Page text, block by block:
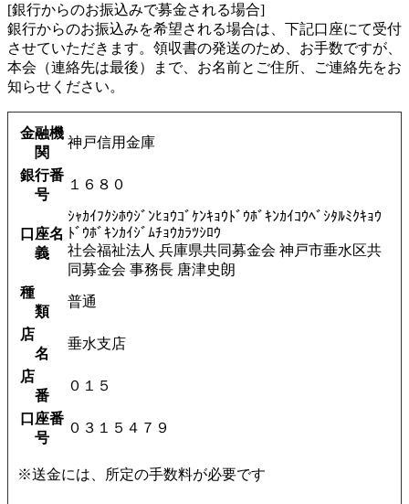
[銀行からのお振込みで募金される場合]
銀行からのお振込みを希望される場合は、下記口座にて受付
させていただきます。領収書の発送のため、お手数ですが、
本会（連絡先は最後）まで、お名前とご住所、ご連絡先をお
知らせください。
金融機
関
神戸信用金庫
銀行番
号
１６８０
口座名
義
ｼｬｶｲﾌｸｼﾎｳｼﾞﾝﾋｮｳｺﾞｹﾝｷｮｳﾄﾞｳﾎﾞｷﾝｶｲｺｳﾍﾞｼﾀﾙﾐｸｷｮｳ
ﾄﾞｳﾎﾞｷﾝｶｲｼﾞﾑﾁｮｳｶﾗﾂｼﾛｳ
社会福祉法人 兵庫県共同募金会 神戸市垂水区共
同募金会 事務長 唐津史朗
種
類
普通
店
名
垂水支店
店
番
０１５
口座番
号
０３１５４７９
※送金には、所定の手数料が必要です